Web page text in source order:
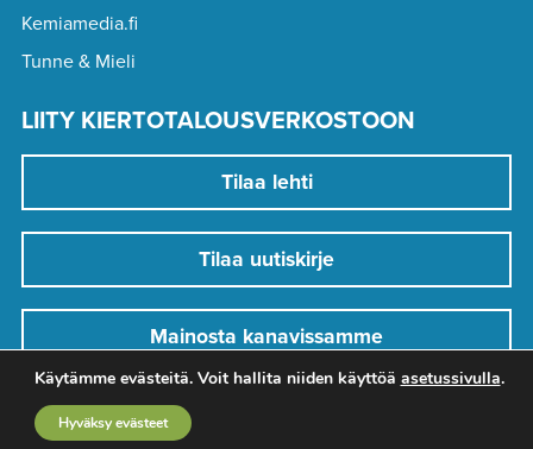
Kemiamedia.fi
Tunne & Mieli
LIITY KIERTOTALOUSVERKOSTOON
Tilaa lehti
Tilaa uutiskirje
Mainosta kanavissamme
Käytämme evästeitä. Voit hallita niiden käyttöä asetussivulla.
Hyväksy evästeet